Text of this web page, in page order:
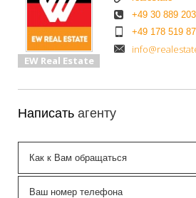
EW Real Estate
+49 30 889
+49 178 519
Написать агенту